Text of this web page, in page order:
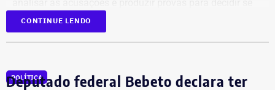
houve uso indevido da publicidade oficial.
CONTINUE LENDO
POLÍTICA
Deputado federal Bebeto declara ter